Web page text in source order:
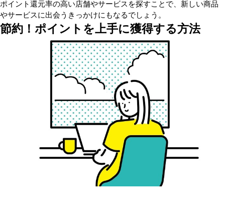
ポイント還元率の高い店舗やサービスを探すことで、新しい商品
やサービスに出会うきっかけにもなるでしょう。
節約！ポイントを上手に獲得する方法